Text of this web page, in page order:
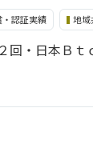
・認証実績 地域
回・日本Ｂｔ